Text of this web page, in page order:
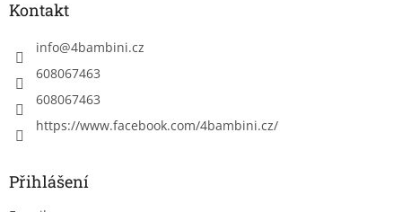
Kontakt
info@4bambini.cz
608067463
608067463
https://www.facebook.com/4bambini.cz/
Přihlášení